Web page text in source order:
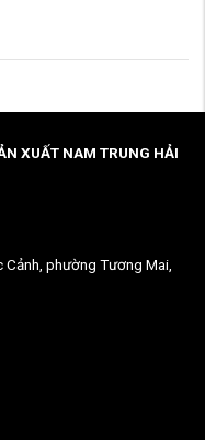
XUẤT NAM TRUNG HẢI
phường Tương Mai,